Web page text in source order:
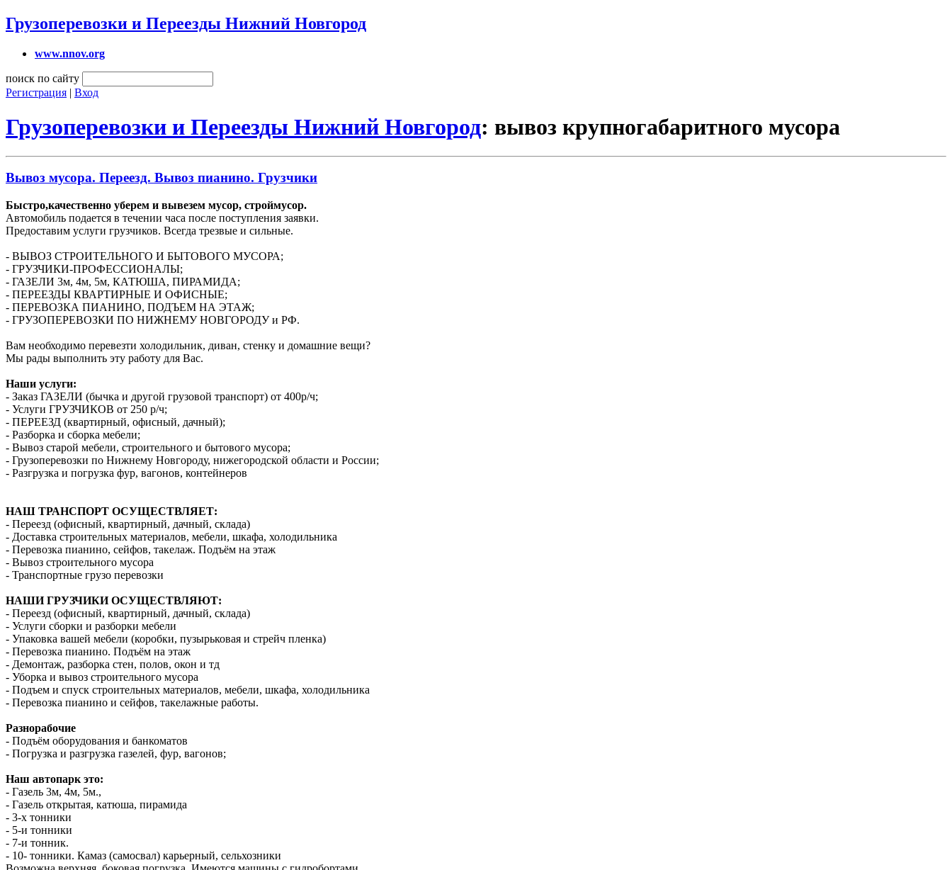
Грузоперевозки и Переезды Нижний Новгород
www.nnov.org
поиск по сайту
Регистрация | Вход
Грузоперевозки и Переезды Нижний Новгород: вывоз крупногабаритного мусора
Вывоз мусора. Переезд. Вывоз пианино. Грузчики
Быстро,качественно уберем и вывезем мусор, строймусор.
Автомобиль подается в течении часа после поступления заявки.
Предоставим услуги грузчиков. Всегда трезвые и сильные.
- ВЫВОЗ СТРОИТЕЛЬНОГО И БЫТОВОГО МУСОРА;
- ГРУЗЧИКИ-ПРОФЕССИОНАЛЫ;
- ГАЗЕЛИ 3м, 4м, 5м, КАТЮША, ПИРАМИДА;
- ПЕРЕЕЗДЫ КВАРТИРНЫЕ И ОФИСНЫЕ;
- ПЕРЕВОЗКА ПИАНИНО, ПОДЪЕМ НА ЭТАЖ;
- ГРУЗОПЕРЕВОЗКИ ПО НИЖНЕМУ НОВГОРОДУ и РФ.
Вам необходимо перевезти холодильник, диван, стенку и домашние вещи?
Мы рады выполнить эту работу для Вас.
Наши услуги:
- Заказ ГАЗЕЛИ (бычка и другой грузовой транспорт) от 400р/ч;
- Услуги ГРУЗЧИКОВ от 250 р/ч;
- ПЕРЕЕЗД (квартирный, офисный, дачный);
- Разборка и сборка мебели;
- Вывоз старой мебели, строительного и бытового мусора;
- Грузоперевозки по Нижнему Новгороду, нижегородской области и России;
- Разгрузка и погрузка фур, вагонов, контейнеров
НАШ ТРАНСПОРТ ОСУЩЕСТВЛЯЕТ:
- Переезд (офисный, квартирный, дачный, склада)
- Доставка строительных материалов, мебели, шкафа, холодильника
- Перевозка пианино, сейфов, такелаж. Подъём на этаж
- Вывоз строительного мусора
- Транспортные грузо перевозки
НАШИ ГРУЗЧИКИ ОСУЩЕСТВЛЯЮТ:
- Переезд (офисный, квартирный, дачный, склада)
- Услуги сборки и разборки мебели
- Упаковка вашей мебели (коробки, пузырьковая и стрейч пленка)
- Перевозка пианино. Подъём на этаж
- Демонтаж, разборка стен, полов, окон и тд
- Уборка и вывоз строительного мусора
- Подъем и спуск строительных материалов, мебели, шкафа, холодильника
- Перевозка пианино и сейфов, такелажные работы.
Разнорабочие
- Подъём оборудования и банкоматов
- Погрузка и разгрузка газелей, фур, вагонов;
Наш автопарк это:
- Газель 3м, 4м, 5м.,
- Газель открытая, катюша, пирамида
- 3-х тонники
- 5-и тонники
- 7-и тонник.
- 10- тонники. Камаз (самосвал) карьерный, сельхозники